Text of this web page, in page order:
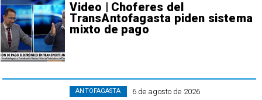
Video | Choferes del
TransAntofagasta piden sistema
mixto de pago
6 de agosto de 2026
ANTOFAGASTA